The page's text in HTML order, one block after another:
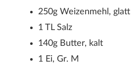
250g Weizenmehl, glatt
1 TL Salz
140g Butter, kalt
1 Ei, Gr. M